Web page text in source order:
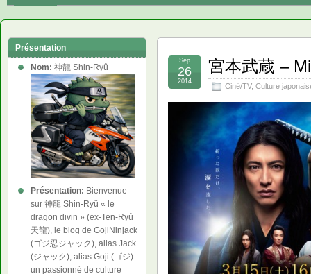
宮本武蔵 –
Ciné/TV, Culture
Sep
26
2014
Présentation
Nom: 神龍 Shin-Ryû
Présentation: Bienvenue
sur 神龍 Shin-Ryû « le
dragon divin » (ex-Ten-Ryû
天龍), le blog de GojiNinjack
(ゴジ忍ジャック), alias Jack
(ジャック), alias Goji (ゴジ)
un passionné de culture